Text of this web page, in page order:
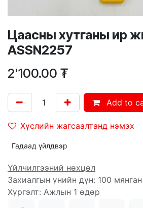
Цаасны хутганы ир
ASSN2257
2'100.00 ₮
Add to
Хүслийн жагсаалтанд нэмэх
Гадаад үйлдвэр
Үйлчилгээний нөхцөл
Захиалгын үнийн дүн: 100
Хүргэлт: Ажлын 1 өдөр